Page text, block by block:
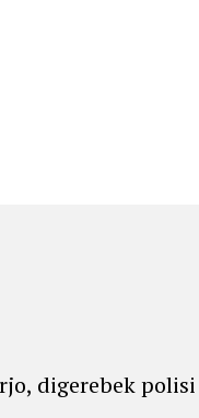
digerebek